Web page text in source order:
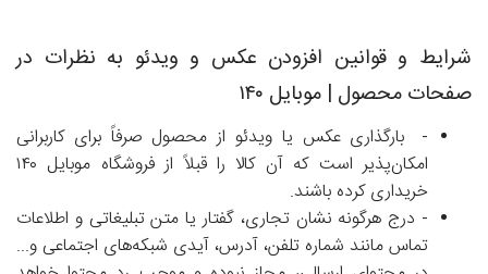
شرایط و قوانین افزودن عکس و ویدئو به نظرات در
صفحات محصول | موبایل ۱۴۰
-
بارگذاری عکس یا ویدئو از محصول صرفاً برای کاربرانی
امکان‌پذیر است که آن کالا را قبلاً از فروشگاه موبایل ۱۴۰
خریداری کرده باشند.
- درج هرگونه نشان تجاری، گفتار یا متن تبلیغاتی و اطلاعات
تماس مانند شماره تلفن، آدرس، آیدی شبکه‌های اجتماعی و...